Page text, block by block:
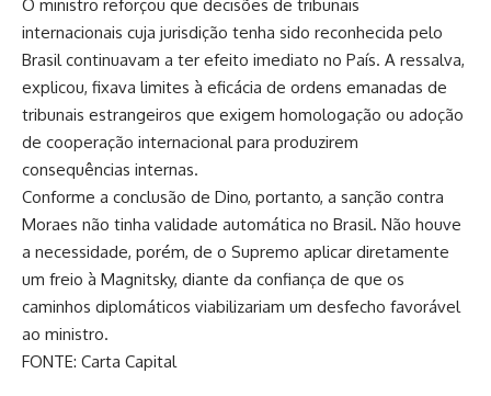
O ministro reforçou que decisões de tribunais
internacionais cuja jurisdição tenha sido reconhecida pelo
Brasil continuavam a ter efeito imediato no País. A ressalva,
explicou, fixava limites à eficácia de ordens emanadas de
tribunais estrangeiros que exigem homologação ou adoção
de cooperação internacional para produzirem
consequências internas.
Conforme a conclusão de Dino, portanto, a sanção contra
Moraes não tinha validade automática no Brasil. Não houve
a necessidade, porém, de o Supremo aplicar diretamente
um freio à Magnitsky, diante da confiança de que os
caminhos diplomáticos viabilizariam um desfecho favorável
ao ministro.
FONTE: Carta Capital